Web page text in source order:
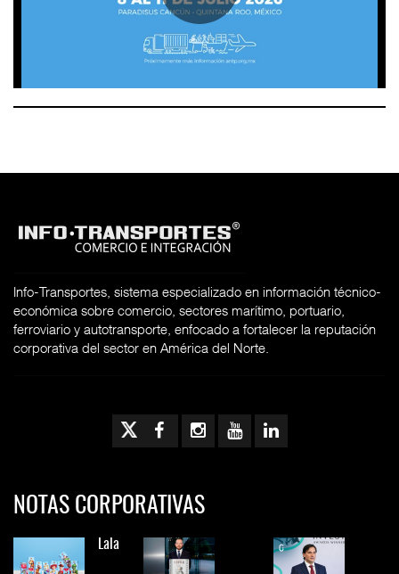
Info-Transportes, sistema especializado en información técnico-
económica sobre comercio, sectores marítimo, portuario,
ferroviario y autotransporte, enfocado a fortalecer la reputación
corporativa del sector en América del Norte.
NOTAS CORPORATIVAS
Lala